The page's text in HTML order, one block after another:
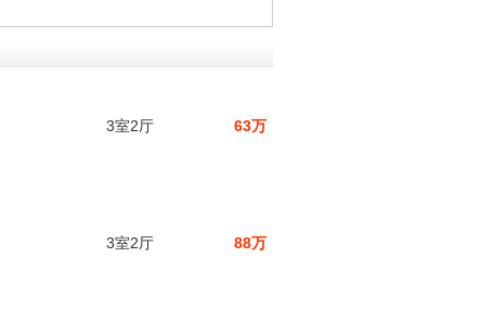
3室2厅 63万
3室2厅 88万